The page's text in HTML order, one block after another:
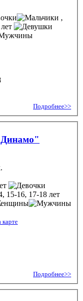
,
Подробнее>>
15-16, 17-18 лет
карте
Подробнее>>